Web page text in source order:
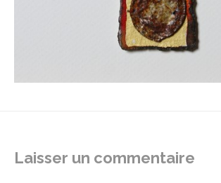
Laisser un commentaire